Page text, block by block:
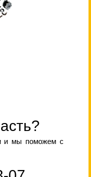
и мы поможем с